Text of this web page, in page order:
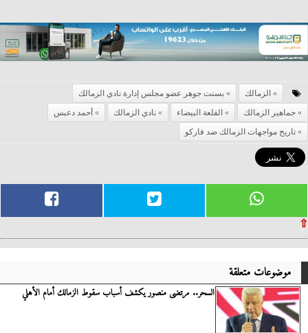
الزمالك
بسنت جوهر عضو مجلس إدارة نادي الزمالك
جماهير الزمالك
القلعة البيضاء نادي الزمالك
أحمد دعبس
تاريخ مواجهات الزمالك ضد فاركو
⇧
موضوعات متعلقة
السحر.. مرتضى منصور يكشف أسباب سقوط الزمالك أمام الأهلي